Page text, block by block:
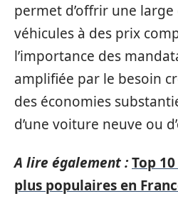
permet d’offrir une
véhicules à des prix
l’importance des
amplifiée par le besoin
des économies
d’une voiture neuve ou
A lire également :Top
plus populaires en